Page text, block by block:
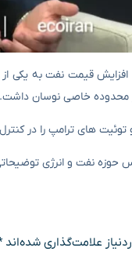
محدوده خاصی نوسان داشت.
های ترامپ را در
نفت و انرژی
علامت‌گذاری شده‌اند